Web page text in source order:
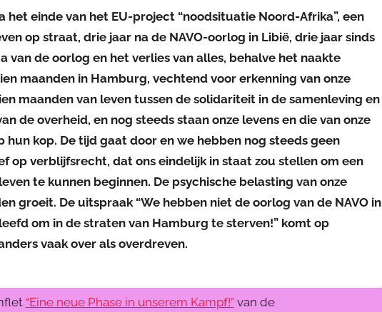
het einde van het EU-project “noodsituatie Noord-Afrika”, een
op straat, drie jaar na de NAVO-oorlog in Libië, drie jaar sinds
van de oorlog en het verlies van alles, behalve het naakte
maanden in Hamburg, vechtend voor erkenning van onze
maanden van leven tussen de solidariteit in de samenleving en
de overheid, en nog steeds staan onze levens en die van onze
hun kop. De tijd gaat door en we hebben nog steeds geen
op verblijfsrecht, dat ons eindelijk in staat zou stellen om een
leven te kunnen beginnen. De psychische belasting van onze
groeit. De uitspraak “We hebben niet de oorlog van de NAVO in
om in de straten van Hamburg te sterven!” komt op
vaak over als overdreven.
“Eine neue Phase in unserem Kampf!”van de